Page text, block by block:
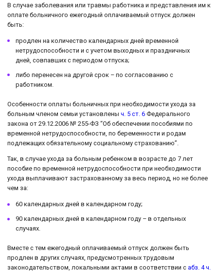
В случае заболевания или травмы работника и представления им к
оплате больничного ежегодный оплачиваемый отпуск должен
быть:
продлен на количество календарных дней временной
нетрудоспособности и с учетом выходных и праздничных
дней, совпавших с периодом отпуска;
либо перенесен на другой срок – по согласованию с
работником.
Особенности оплаты больничных при необходимости ухода за
больным членом семьи установлены ч. 5 ст. 6 Федерального
закона от 29.12.2006 № 255-ФЗ “Об обеспечении пособиями по
временной нетрудоспособности, по беременности и родам
подлежащих обязательному социальному страхованию”.
Так, в случае ухода за больным ребенком в возрасте до 7 лет
пособие по временной нетрудоспособности при необходимости
ухода выплачивают застрахованному за весь период, но не более
чем за:
60 календарных дней в календарном году;
90 календарных дней в календарном году – в отдельных
случаях.
Вместе с тем ежегодный оплачиваемый отпуск должен быть
продлен в других случаях, предусмотренных трудовым
законодательством, локальными актами в соответствии с абз. 4 ч.